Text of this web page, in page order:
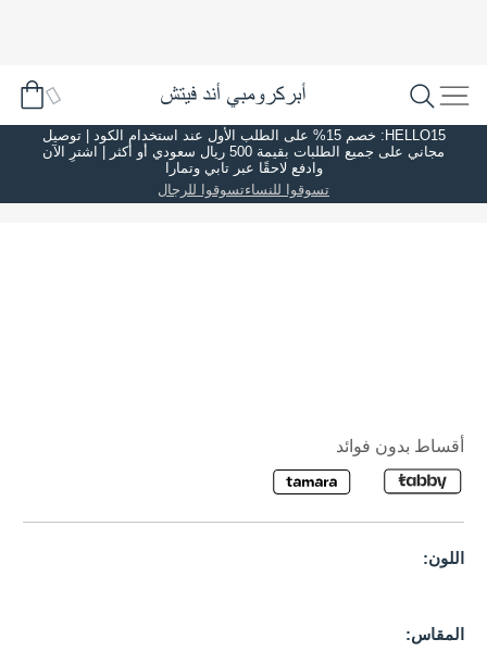
HELLO15: خصم 15% على الطلب الأول عند استخدام الكود | توصيل
مجاني على جميع الطلبات بقيمة 500 ريال سعودي أو أكثر | اشترِ الآن
وادفع لاحقًا عبر تابي وتمارا
تسوقوا للنساءتسوقوا للرجال
أقساط بدون فوائد
اللون:
المقاس: